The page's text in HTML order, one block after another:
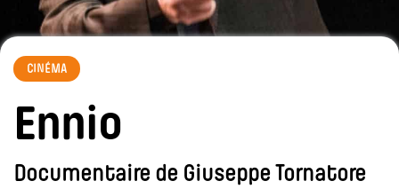
CINÉMA
Ennio
Documentaire de Giuseppe Tornatore